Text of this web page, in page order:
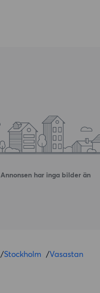
Annonsen har inga bilder än
/Stockholm /Vasastan